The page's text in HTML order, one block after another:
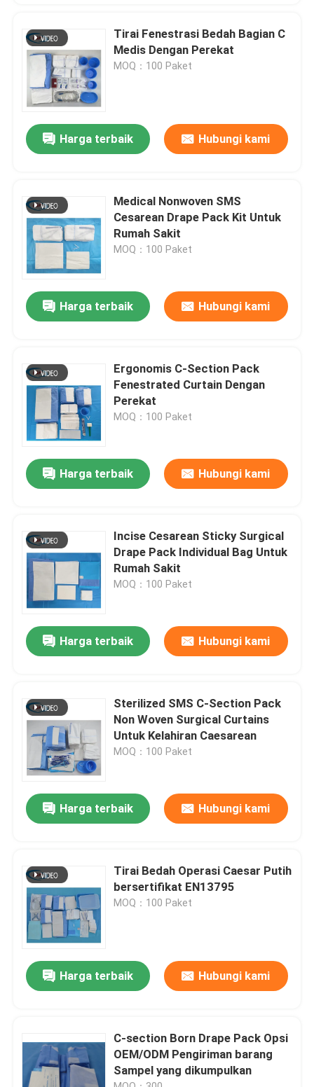
Produk
video
Pertunjukan VR
Tur Pabrik
Kontrol Kualitas
Hubungi Kami
Kasus-kasus
Tirai Fenestrasi Bedah Bagian C
Medis Dengan Perekat
MOQ：100 Paket
Harga terbaik Hubungi kami
Medical Nonwoven SMS
Cesarean Drape Pack Kit Untuk
Rumah Sakit
MOQ：100 Paket
Harga terbaik Hubungi kami
Ergonomis C-Section Pack
Fenestrated Curtain Dengan
Perekat
MOQ：100 Paket
Harga terbaik Hubungi kami
Incise Cesarean Sticky Surgical
Drape Pack Individual Bag Untuk
Rumah Sakit
MOQ：100 Paket
Harga terbaik Hubungi kami
Sterilized SMS C-Section Pack
Non Woven Surgical Curtains
Untuk Kelahiran Caesarean
MOQ：100 Paket
Harga terbaik Hubungi kami
Tirai Bedah Operasi Caesar Putih
bersertifikat EN13795
MOQ：100 Paket
Harga terbaik Hubungi kami
C-section Born Drape Pack Opsi
OEM/ODM Pengiriman barang
Sampel yang dikumpulkan